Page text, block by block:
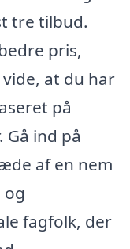
tre tilbud.
pris,
at du har
på
ind på
af en nem
fagfolk, der